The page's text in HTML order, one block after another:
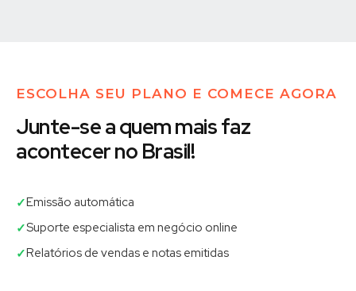
ESCOLHA SEU PLANO E COMECE AGORA
Junte-se a quem mais faz
acontecer no Brasil!
✓Emissão automática
✓Suporte especialista em negócio online
✓Relatórios de vendas e notas emitidas